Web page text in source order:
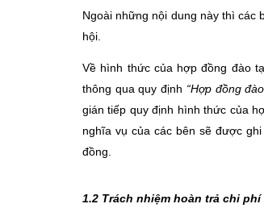
Ngoài những nội dung này thì các
hội.
Về hình thức của hợp đồng đào
thông qua quy định “Hợp đồng
gián tiếp quy định hình thức của
nghĩa vụ của các bên sẽ được
đồng.
1.2 Trách nhiệm hoàn trả chi